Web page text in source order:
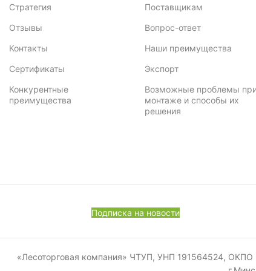
Стратегия
Отзывы
Контакты
Сертификаты
Конкурентные
преимущества
Поставщикам
Вопрос-ответ
Наши преимущества
Экспорт
Возможные проблемы
монтаже и способы их
решения
Подписка на новости
«Лесоторговая компания» ЧТУП, УНП 191564524,